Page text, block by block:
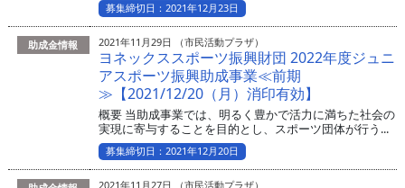
募集締切日：2021年12月23日
助成金情報 2021年11月29日 （市民活動プラザ）
ヨネックススポーツ振興財団 2022年度ジュニ
アスポーツ振興助成事業≪前期
≫【2021/12/20（月）消印有効】
概要 当助成事業では、明るく豊かで活力に満ちた社会の
実現に寄与することを目的とし、スポーツ団体が行う...
募集締切日：2021年12月20日
2021年11月27日 （市民活動プラザ）